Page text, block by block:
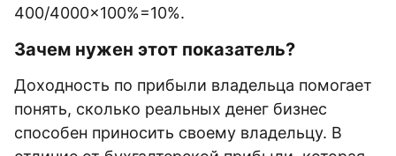
400/4000×100%=10%.
Зачем нужен этот показатель?
Доходность по прибыли владельца помогает
понять, сколько реальных денег бизнес
способен приносить своему владельцу. В